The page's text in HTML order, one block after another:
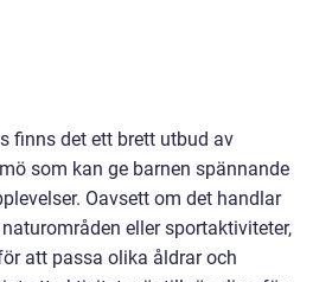
finns det ett brett utbud av
som kan ge barnen spännande
Oavsett om det handlar
eller sportaktiviteter,
att passa olika åldrar och